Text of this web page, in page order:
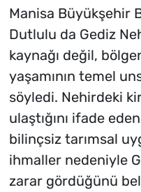
Manisa Büyükşehir
Dutlulu da Gediz
kaynağı değil,
yaşamının temel
söyledi. Nehirdeki
ulaştığını ifade
bilinçsiz tarımsal
ihmaller nedeniyle
zarar gördüğünü